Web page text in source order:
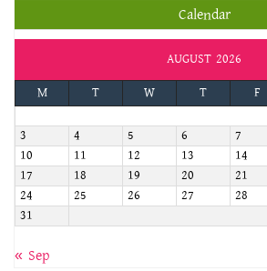
Calendar
AUGUST 2026
M
T W T F
3
4 5 6 7
10
11 12 13 14
17
18 19 20 21
24
25 26 27 28
31
« Sep